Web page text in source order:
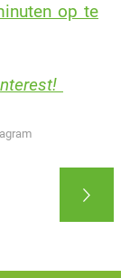
op te